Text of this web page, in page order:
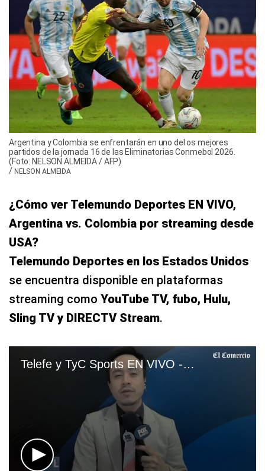
Argentina y Colombia se enfrentarán en uno del os mejores
partidos de la jornada 16 de las Eliminatorias Conmebol 2026.
(Foto: NELSON ALMEIDA / AFP)
/ NELSON ALMEIDA
¿Cómo ver Telemundo Deportes EN VIVO,
Argentina vs. Colombia por streaming desde
USA?
Telemundo Deportes en los Estados Unidos
se encuentra disponible en plataformas
streaming como YouTube TV, fubo, Hulu,
Sling TV y DIRECTV Stream.
Telefe y TyC Sports EN VIVO - ver partido Argentina vs. Colombia por Eliminatorias 2026